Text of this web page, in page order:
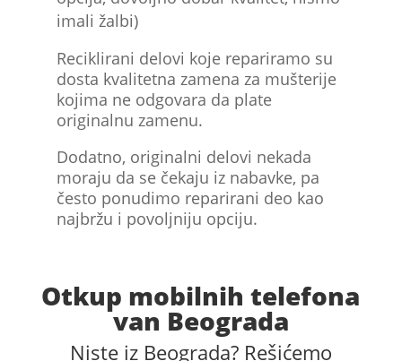
imali žalbi)
Reciklirani delovi koje repariramo su
dosta kvalitetna zamena za mušterije
kojima ne odgovara da plate
originalnu zamenu.
Dodatno, originalni delovi nekada
moraju da se čekaju iz nabavke, pa
često ponudimo reparirani deo kao
najbržu i povoljniju opciju.
Otkup mobilnih telefona
van Beograda
Niste iz Beograda? Rešićemo